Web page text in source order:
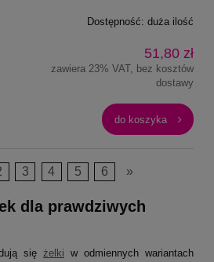
Dostępność: duża ilość
51,80 zł
zawiera 23% VAT, bez kosztów
dostawy
do koszyka
3 4 5 6 »
dla prawdziwych
się żelki w odmiennych wariantach